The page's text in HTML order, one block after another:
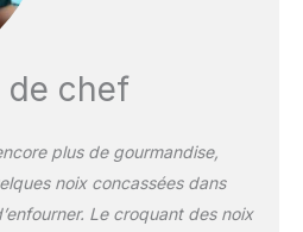
de chef
plus de gourmandise,
noix concassées dans
Le croquant des noix